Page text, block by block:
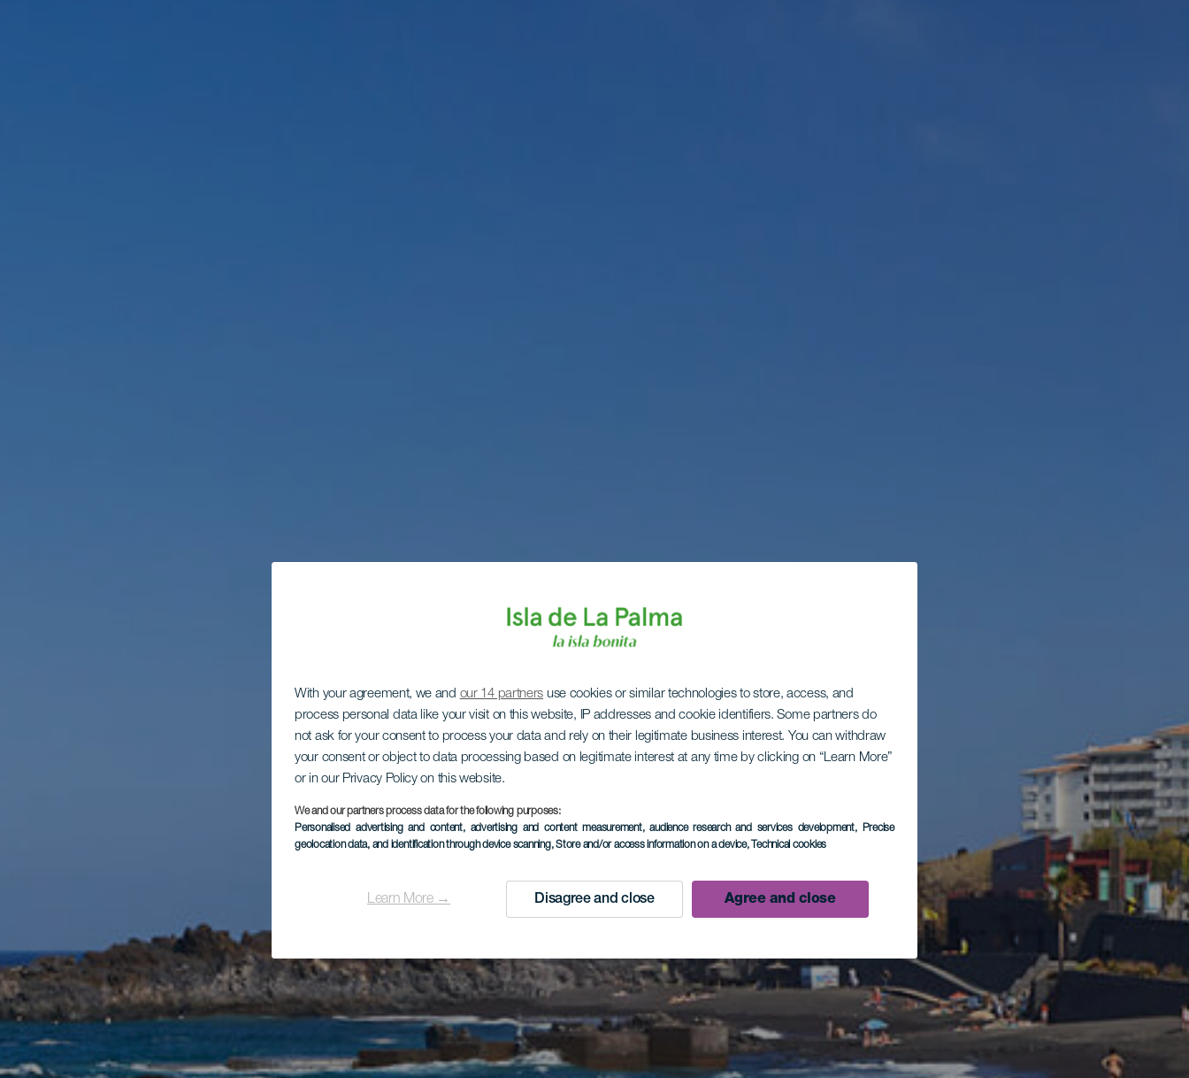
With your agreement, we and our 14 partners use cookies or similar technologies to store, access, and
process personal data like your visit on this website, IP addresses and cookie identifiers. Some partners do
not ask for your consent to process your data and rely on their legitimate business interest. You can withdraw
your consent or object to data processing based on legitimate interest at any time by clicking on “Learn More”
or in our Privacy Policy on this website.
We and our partners process data for the following purposes:
Personalised advertising and content, advertising and content measurement, audience research and services development, Precise
geolocation data, and identification through device scanning, Store and/or access information on a device, Technical cookies
Learn More → Disagree and close Agree and close